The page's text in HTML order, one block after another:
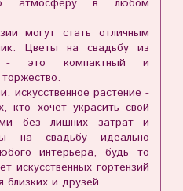
могут стать отличным
Цветы на свадьбу из
- это компактный и
искусственное растение -
кто хочет украсить свой
без лишних затрат и
на свадьбу идеально
интерьера, будь то
искусственных гортензий
близких и друзей.